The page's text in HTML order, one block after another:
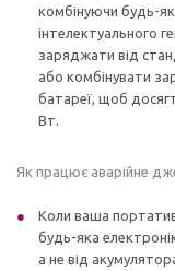
комбінуючи будь-
інтелектуального
заряджати від
або комбінувати
батареї, щоб
Вт.
Як працює аварійне
Коли ваша
будь-яка
а не від